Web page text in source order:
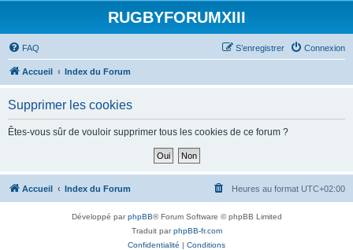
RUGBYFORUMXIII
FAQ Connexion
S’enregistrer
Accueil Index du Forum
Supprimer les cookies
Êtes-vous sûr de vouloir supprimer tous les cookies de ce forum ?
Accueil Index du Forum Heures au format UTC+02:00
Développé parphpBB® Forum Software © phpBB Limited
Traduit parphpBB-fr.com
Confidentialité | Conditions